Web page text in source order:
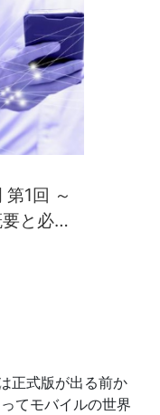
1回 ～
と必要
正式版が出る前か
てモバイルの世界